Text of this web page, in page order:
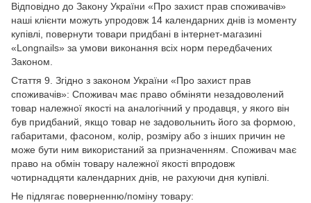
Відповідно до Закону України «Про захист прав споживачів»
наші клієнти можуть упродовж 14 календарних днів із моменту
купівлі, повернути товари придбані в інтернет-магазині
«Longnails» за умови виконання всіх норм передбачених
Законом.
Стаття 9. Згідно з законом України «Про захист прав
споживачів»: Споживач має право обміняти незадоволений
товар належної якості на аналогічний у продавця, у якого він
був придбаний, якщо товар не задовольнить його за формою,
габаритами, фасоном, колір, розміру або з інших причин не
може бути ним використаний за призначенням. Споживач має
право на обмін товару належної якості впродовж
чотирнадцяти календарних днів, не рахуючи дня купівлі.
Не підлягає поверненню/поміну товару: